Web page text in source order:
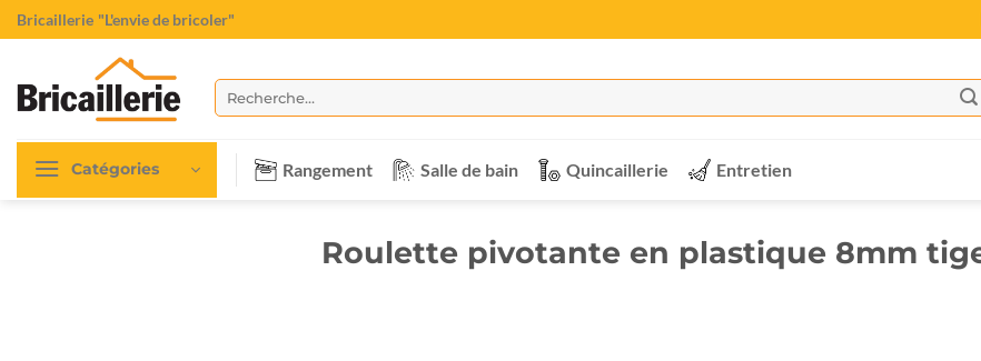
Passer
au
Bricaillerie "L'envie de bricoler"
Recherche
pour :
Catégories Rangement Salle de bain Quincaillerie Entretien
Roulette pivotante en plastique 8mm